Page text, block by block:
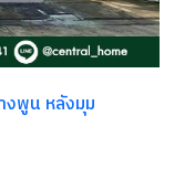
พูน หลังมุม